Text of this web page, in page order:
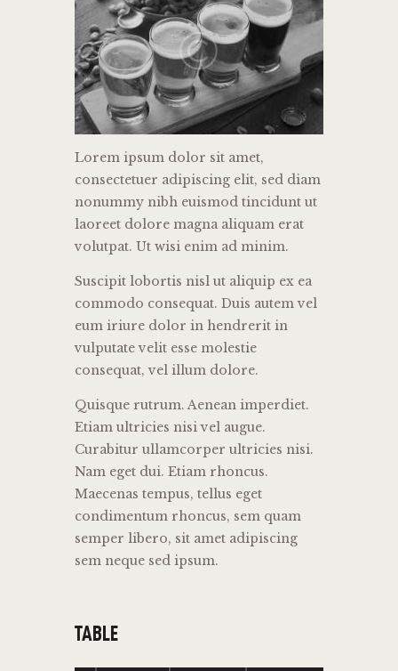
Lorem ipsum dolor sit amet,
consectetuer adipiscing elit, sed diam
nonummy nibh euismod tincidunt ut
laoreet dolore magna aliquam erat
volutpat. Ut wisi enim ad minim.
Suscipit lobortis nisl ut aliquip ex ea
commodo consequat. Duis autem vel
eum iriure dolor in hendrerit in
vulputate velit esse molestie
consequat, vel illum dolore.
Quisque rutrum. Aenean imperdiet.
Etiam ultricies nisi vel augue.
Curabitur ullamcorper ultricies nisi.
Nam eget dui. Etiam rhoncus.
Maecenas tempus, tellus eget
condimentum rhoncus, sem quam
semper libero, sit amet adipiscing
sem neque sed ipsum.
TABLE